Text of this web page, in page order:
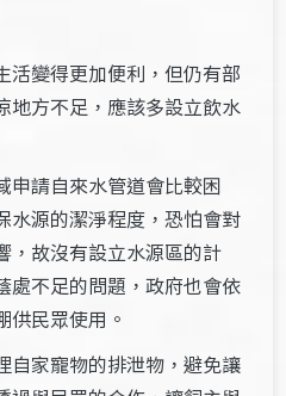
活變得更加便利，但仍有部
地方不足，應該多設立飲水
申請自來水管道會比較困
水源的潔淨程度，恐怕會對
，故沒有設立水源區的計
處不足的問題，政府也會依
供民眾使用。
自家寵物的排泄物，避免讓